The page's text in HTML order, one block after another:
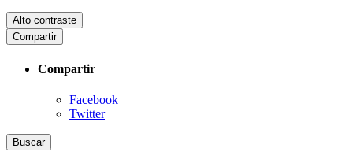
Alto contraste
Compartir
Compartir
Facebook
Twitter
Buscar